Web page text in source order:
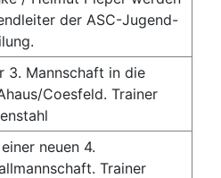
der ASC-Jugend-
3. Mannschaft in die
Coesfeld. Trainer
neuen 4.
Trainer